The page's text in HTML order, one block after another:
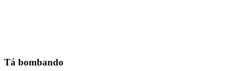
Tá bombando